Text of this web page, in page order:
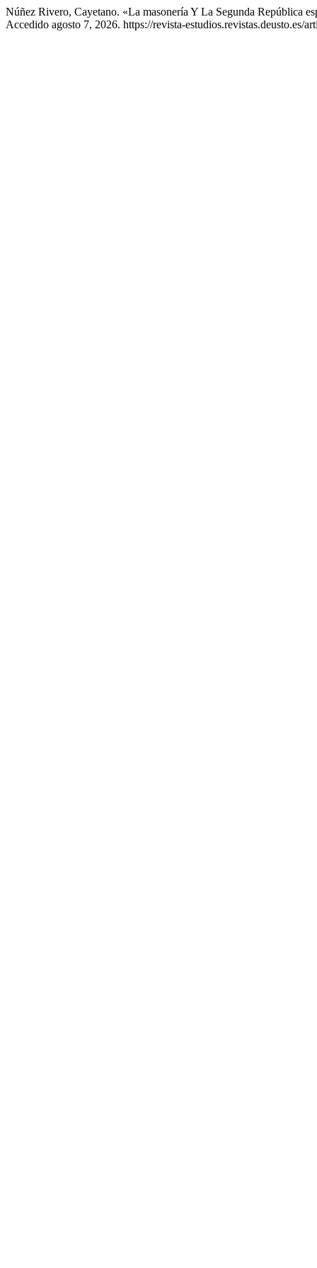
Núñez Rivero, Cayetano. «La masonería Y La Segunda República
Accedido agosto 7, 2026. https://revista-estudios.revistas.deusto.es/